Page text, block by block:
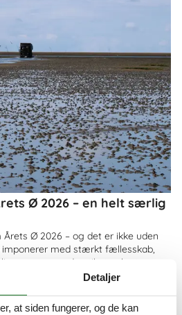
Ø 2026 – en helt særlig
Ø 2026 – og det er ikke uden
imponerer med stærkt fællesskab,
ro, som gør den til et oplagt
par
Detaljer
at siden fungerer, og de kan